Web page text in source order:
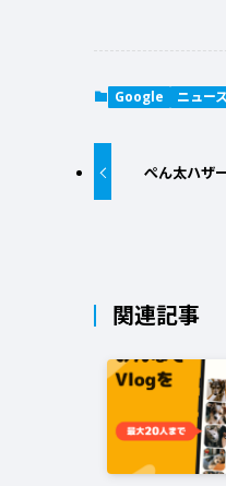
Google ニュース
ぺん太ハザ
関連記事